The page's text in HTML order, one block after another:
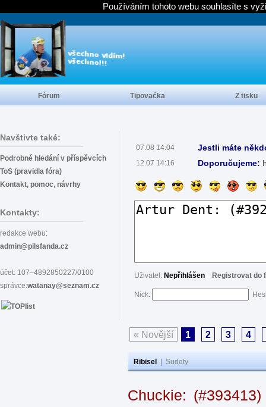
Navštivte také:
Podrobné hledání v příspěvcích
ToS (pravidla fóra)
Kontakt, pomoc, návrhy
Kontakty:
redakce webu:
admin@pilsfanda.cz
účet: 107–4892850227/0100
správce:watanay@seznam.cz
07.08 14:04 Jestli máte
12.07 14:16 Doporučujeme:
Uživatel: Nepřihlášen Registrovat do
Nick:
« Novější 1 2 3 4
Ribisel Sudety
Chuckie:
Fórum Tipovačka Z tisku
Používáním tohoto webu souhlasíte s